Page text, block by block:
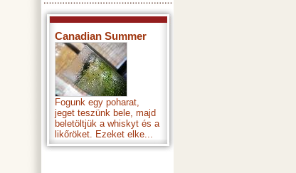
Canadian Summer
Fogunk egy poharat,
jeget teszünk bele, majd
beletöltjük a whiskyt és a
likőröket. Ezeket elke...